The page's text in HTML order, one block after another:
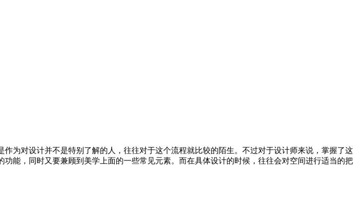
为对设计并不是特别了解的人，往往对于这个流程就比较的陌生。 不过对于设计师来说，掌握了这
能，同时又要兼顾到美学上面的一些常见元素。而在具体设计的时候，往往会对空间进行适当的把